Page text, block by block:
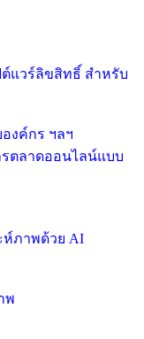
งค์กร ฯลฯ